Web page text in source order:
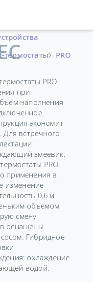
термостаты
PRO
PRO
при
наполнения
экономит
Для встречного
змеевик.
PRO
применения в
изменение
0,6 и
объемом
смену
оснащены
Гибридное
охлаждение
водой.